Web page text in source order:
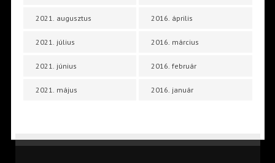
2021. augusztus
2021. július
2021. június
2021. május
2016. április
2016. március
2016. február
2016. január